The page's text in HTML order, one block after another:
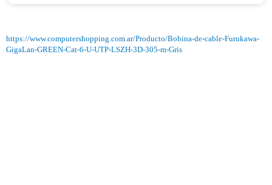
https://www.computershopping.com.ar/Producto/Bobina-de-cable-Furukawa-
GigaLan-GREEN-Cat-6-U-UTP-LSZH-3D-305-m-Gris